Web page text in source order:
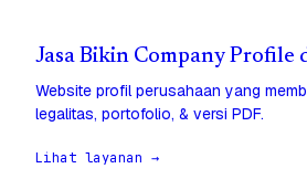
Jasa Bikin Company Profile
Website profil perusahaan yang
legalitas, portofolio, & versi PDF.
Lihat layanan →